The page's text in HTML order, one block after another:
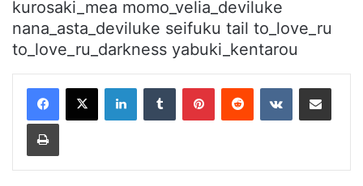
LinkedInTumblr PinterestReddit VKontakteShare via Email
Print